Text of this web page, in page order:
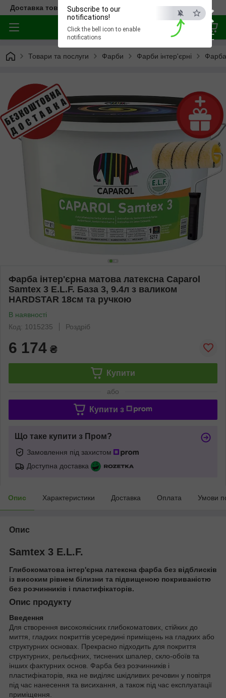
×
ESC
Subscribe to our
notifications!
Click the bell icon to enable
notifications
Доставка товара по всей Украине
Товари та послуги Фарби Фарби інтер'єрні
Фарба інтер'єрна матова латексна Caparol
Samtex 3 E.L.F. База 3, 9.4л з валиком
HARDSTAR 18см та ручкою
В наявності
Код: 1015235
Роздріб
6 174 ₴
Купити
або
Купити з
Що таке купити з Пром?
Замовлення під захистом
Доступна доставка
Опис Характеристики Доставка Оплата Умови
Опис
Samtex 3 E.L.F.
Глибокоматова інтер'єрна латексна фарба без відблисків
із високим рівнем білизни та підвищеною покриваністю
без розчинників і пластифікаторів.
Опис продукту
Введення
Для створення високоякісних глибокоматових, стійких до
миття, гладких покриттів усередині приміщень на гладких або
структурних основах. Прекрасно підходить для покриття
структурних, рельєфних, тиснених шпалер, скло-обоїв та
інших фактурних основ. Фарба без розчинників і
пластифікаторів, яка не виділяє шкідливих речовин у повітря
під час нанесення та висихання, а також під час експлуатації
приміщення.